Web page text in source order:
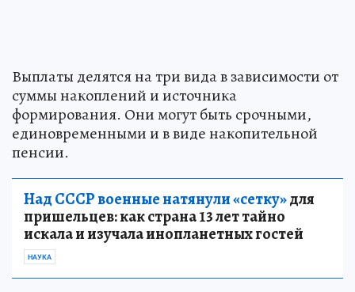
Выплаты делятся на три вида в зависимости от
суммы накоплений и источника
формирования. Они могут быть срочными,
единовременными и в виде накопительной
пенсии.
Над СССР военные натянули «сетку»для
пришельцев: как страна 13 лет тайно
искала и изучала инопланетных гостей
НАУКА